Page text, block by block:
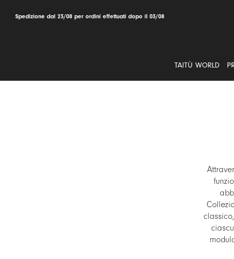
Spedizione dal 23/08 per ordini effettuati dopo il 03/08
TAITÙ WORLD